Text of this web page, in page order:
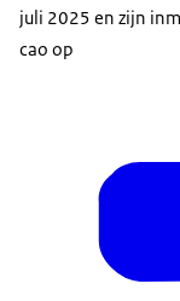
juli 2025 en zijn
cao op